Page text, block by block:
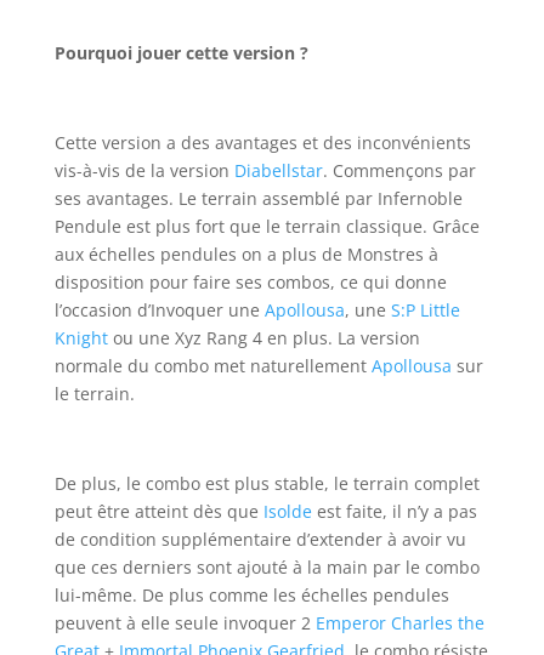
Pourquoi jouer cette version ?
Cette version a des avantages et des inconvénients
vis-à-vis de la version Diabellstar. Commençons par
ses avantages. Le terrain assemblé par Infernoble
Pendule est plus fort que le terrain classique. Grâce
aux échelles pendules on a plus de Monstres à
disposition pour faire ses combos, ce qui donne
l’occasion d’Invoquer une Apollousa, une S:P Little
Knightou une Xyz Rang 4 en plus. La version
normale du combo met naturellement Apollousa sur
le terrain.
De plus, le combo est plus stable, le terrain complet
peut être atteint dès que Isoldeest faite, il n’y a pas
de condition supplémentaire d’extender à avoir vu
que ces derniers sont ajouté à la main par le combo
lui-même. De plus comme les échelles pendules
peuvent à elle seule invoquer 2 Emperor Charles the